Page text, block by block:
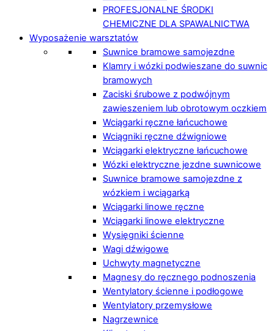
PROFESJONALNE ŚRODKI
CHEMICZNE DLA SPAWALNICTWA
Wyposażenie warsztatów
Suwnice bramowe samojezdne
Klamry i wózki podwieszane do suwnic
bramowych
Zaciski śrubowe z podwójnym
zawieszeniem lub obrotowym oczkiem
Wciągarki ręczne łańcuchowe
Wciągniki ręczne dźwigniowe
Wciągarki elektryczne łańcuchowe
Wózki elektryczne jezdne suwnicowe
Suwnice bramowe samojezdne z
wózkiem i wciągarką
Wciągarki linowe ręczne
Wciągarki linowe elektryczne
Wysięgniki ścienne
Wagi dźwigowe
Uchwyty magnetyczne
Magnesy do ręcznego podnoszenia
Wentylatory ścienne i podłogowe
Wentylatory przemysłowe
Nagrzewnice